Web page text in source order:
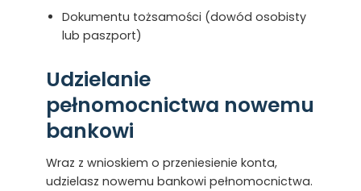
Dokumentu tożsamości (dowód osobisty
lub paszport)
Udzielanie
pełnomocnictwa nowemu
bankowi
Wraz z wnioskiem o przeniesienie konta,
udzielasz nowemu bankowi pełnomocnictwa.